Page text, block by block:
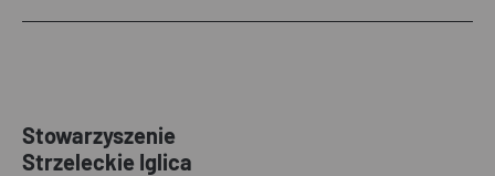
Stowarzyszenie
Strzeleckie Iglica